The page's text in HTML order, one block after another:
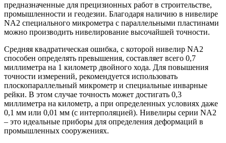
предназначенные для прецизионных работ в строительстве,
промышленности и геодезии. Благодаря наличию в нивелире
NA2 специального микрометра с параллельными пластинами
можно производить нивелирование высочайшей точности.
Средняя квадратическая ошибка, с которой нивелир NA2
способен определять превышения, составляет всего 0,7
миллиметра на 1 километр двойного хода. Для повышения
точности измерений, рекомендуется использовать
плоскопараллельный микрометр и специальные инварные
рейки. В этом случае точность может достигать 0,3
миллиметра на километр, а при определенных условиях даже
0,1 мм или 0,01 мм (с интерполяцией). Нивелиры серии NA2
– это идеальные приборы для определения деформаций в
промышленных сооружениях.